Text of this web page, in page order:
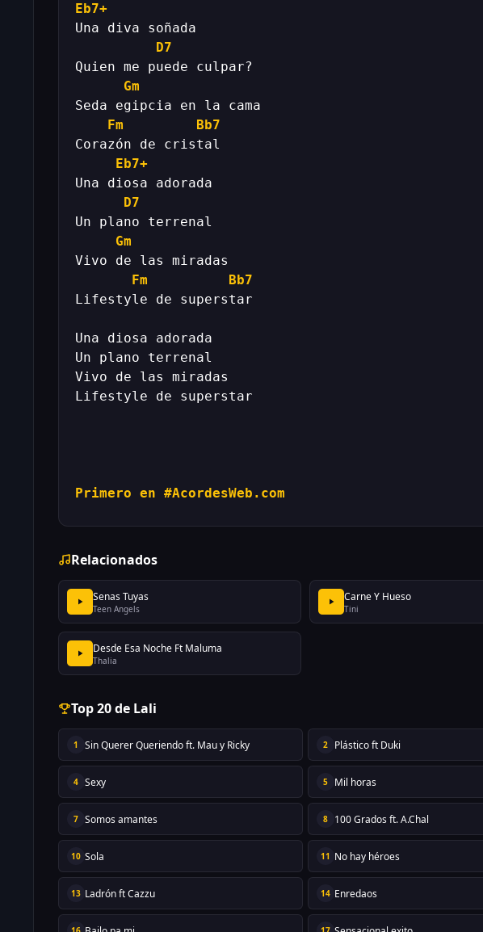
Eb7+
D7
Gm
Fm
Bb7
Eb7+
D7
Gm
Fm
Bb7
Primero en #AcordesWeb.com
Relacionados
Senas Tuyas
Teen Angels
Carne Y Hueso
Tini
Desde Esa Noche Ft Maluma
Thalia
Top 20 de Lali
1 Sin Querer Queriendo ft. Mau y Ricky 2 Plástico ft Duki
4 Sexy 5 Mil horas
7 Somos amantes 8 100 Grados ft. A.Chal
10 Sola 11 No hay héroes
13 Ladrón ft Cazzu 14 Enredaos